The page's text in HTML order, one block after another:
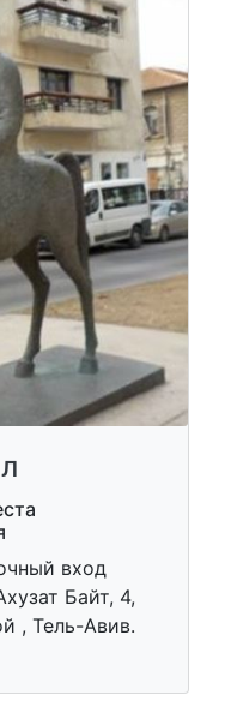
вход
Байт, 4,
, Тель-Авив.